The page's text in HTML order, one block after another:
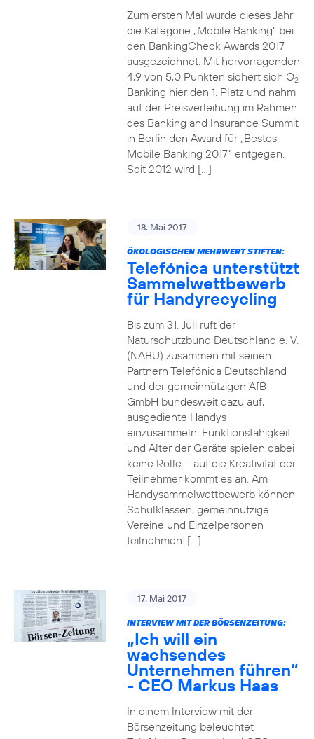
Zum ersten Mal wurde dieses Jahr
die Kategorie „Mobile Banking“ bei
den BankingCheck Awards 2017
ausgezeichnet. Mit hervorragenden
4,9 von 5,0 Punkten sichert sich O2
Banking hier den 1. Platz und nahm
auf der Preisverleihung im Rahmen
des Banking and Insurance Summit
in Berlin den Award für „Bestes
Mobile Banking 2017“ entgegen.
Seit 2012 wird […]
18. Mai 2017
ÖKOLOGISCHEN MEHRWERT STIFTEN:
Telefónica unterstützt
Sammelwettbewerb
für Handyrecycling
Bis zum 31. Juli ruft der
Naturschutzbund Deutschland e. V.
(NABU) zusammen mit seinen
Partnern Telefónica Deutschland
und der gemeinnützigen AfB
GmbH bundesweit dazu auf,
ausgediente Handys
einzusammeln. Funktionsfähigkeit
und Alter der Geräte spielen dabei
keine Rolle – auf die Kreativität der
Teilnehmer kommt es an. Am
Handysammelwettbewerb können
Schulklassen, gemeinnützige
Vereine und Einzelpersonen
teilnehmen. […]
17. Mai 2017
INTERVIEW MIT DER BÖRSENZEITUNG:
„Ich will ein
wachsendes
Unternehmen führen“
- CEO Markus Haas
In einem Interview mit der
Börsenzeitung beleuchtet